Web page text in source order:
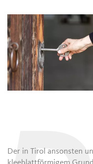
Der in Tirol ansonsten